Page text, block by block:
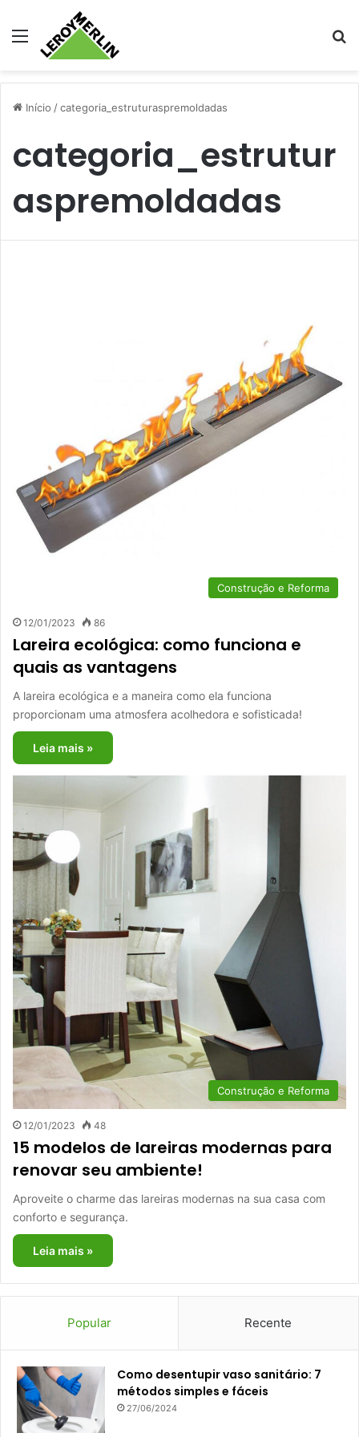
Menu
Início /categoria_estruturaspremoldadas
categoria_estrutur
aspremoldadas
Construção e Reforma
12/01/2023 86
Lareira ecológica: como funciona e
quais as vantagens
A lareira ecológica e a maneira como ela funciona
proporcionam uma atmosfera acolhedora e sofisticada!
Leia mais »
Construção e Reforma
12/01/2023 48
15 modelos de lareiras modernas para
renovar seu ambiente!
Aproveite o charme das lareiras modernas na sua casa com
conforto e segurança.
Leia mais »
Popular Recente
Como desentupir vaso sanitário: 7
métodos simples e fáceis
27/06/2024